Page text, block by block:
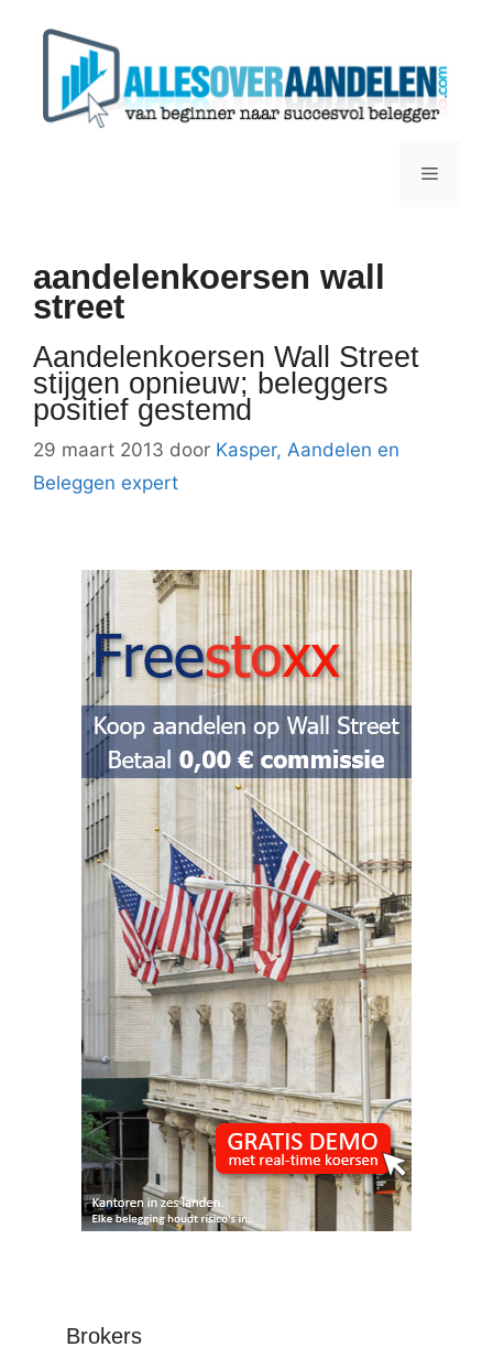
Menu
aandelenkoersen wall
street
Aandelenkoersen Wall Street
stijgen opnieuw; beleggers
positief gestemd
29 maart 2013 door Kasper, Aandelen en
Beleggen expert
Brokers